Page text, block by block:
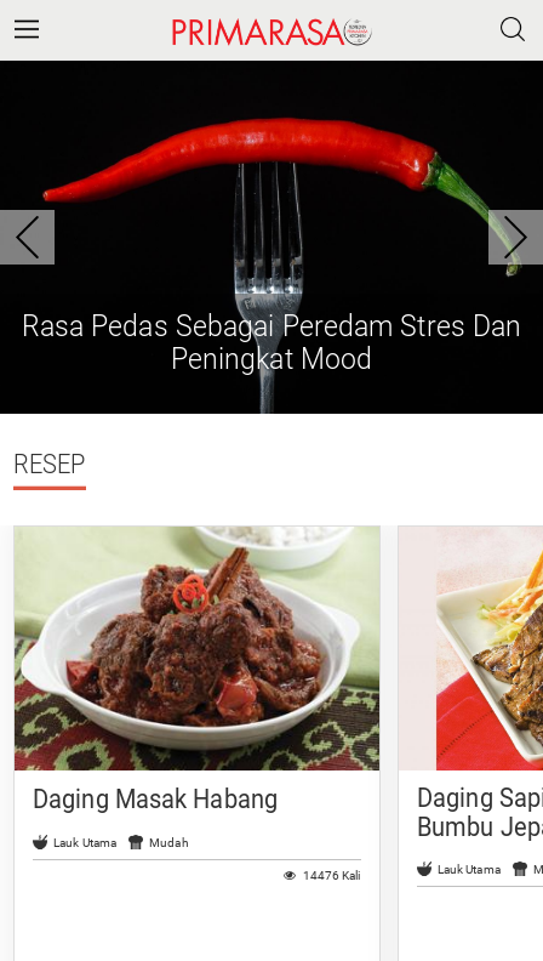
Rasa Pedas Sebagai Peredam Stres Dan
Peningkat Mood
RESEP
Daging Masak Habang
Lauk Utama Mudah
14476 Kali
Daging
Bumbu
Lauk Utama